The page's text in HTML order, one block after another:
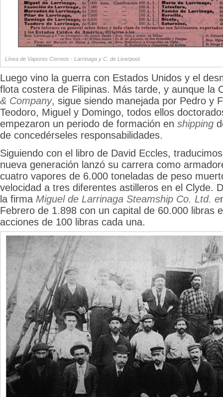
Línea de Vapores Correos - Larrinaga y C. de Liverpool.
Luego vino la guerra con Estados Unidos y el
flota costera de Filipinas. Más tarde, y aunque la
& Company, sigue siendo manejada por Pedro y
Teodoro, Miguel y Domingo, todos ellos
empezaron un periodo de formación en shipping
de concedérseles responsabilidades.
Siguiendo con el libro de David Eccles,
nueva generación lanzó su carrera como
cuatro vapores de 6.000 toneladas de peso
velocidad a tres diferentes astilleros en el Clyde.
la firma Miguel de Larrinaga Steamship Co. Ltd. e
Febrero de 1.898 con un capital de 60.000 libras
acciones de 100 libras cada una.